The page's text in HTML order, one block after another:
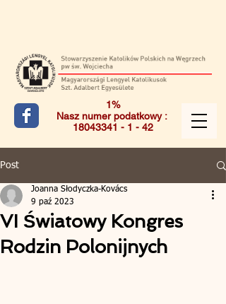
1%
Nasz numer podatkowy :
18043341 - 1 - 42
Post
VI Światowy Kongres
Rodzin Polonijnych
Joanna Słodyczka-Kovács
9 paź 2023